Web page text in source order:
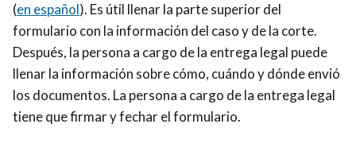
(en español). Es útil llenar la parte superior del
formulario con la información del caso y de la corte.
Después, la persona a cargo de la entrega legal puede
llenar la información sobre cómo, cuándo y dónde envió
los documentos. La persona a cargo de la entrega legal
tiene que firmar y fechar el formulario.